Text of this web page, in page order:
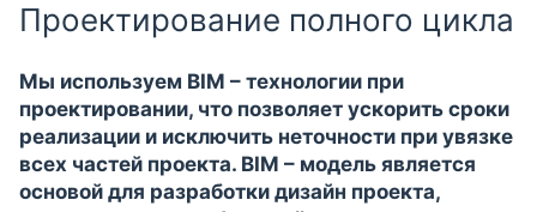
Проектирование полного цикла
Мы используем BIM – технологии при
проектировании, что позволяет ускорить сроки
реализации и исключить неточности при увязке
всех частей проекта. BIM – модель является
основой для разработки дизайн проекта,